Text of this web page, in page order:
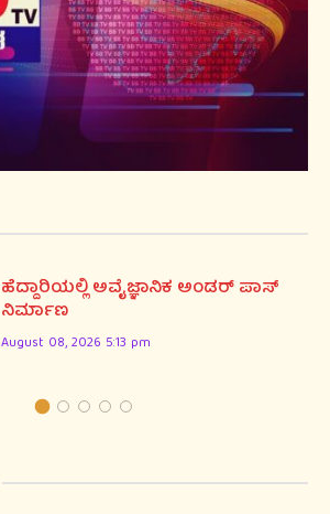
ಹೆದ್ದಾರಿಯಲ್ಲಿ ಅವೈಜ್ಞಾನಿಕ ಅಂಡರ್ ಪಾಸ್
ನಿರ್ಮಾಣ
August 08, 2026 5:13 pm